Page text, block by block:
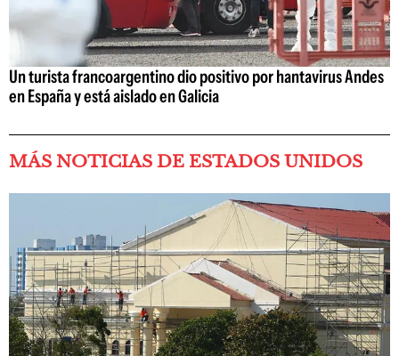
Un turista francoargentino dio positivo por hantavirus Andes
en España y está aislado en Galicia
MÁS NOTICIAS DE ESTADOS UNIDOS